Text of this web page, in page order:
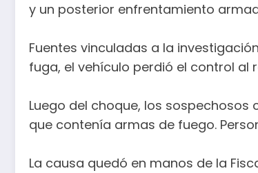
y un posterior enfrentamiento
Fuentes vinculadas a la
fuga, el vehículo perdió el control
Luego del choque, los
que contenía armas de fuego.
La causa quedó en manos de la